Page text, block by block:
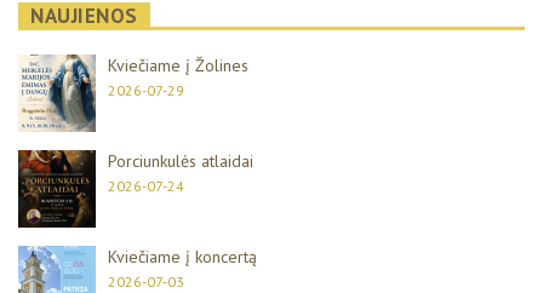
NAUJIENOS
Kviečiame į Žolines
2026-07-29
Porciunkulės atlaidai
2026-07-24
Kviečiame į koncertą
2026-07-03